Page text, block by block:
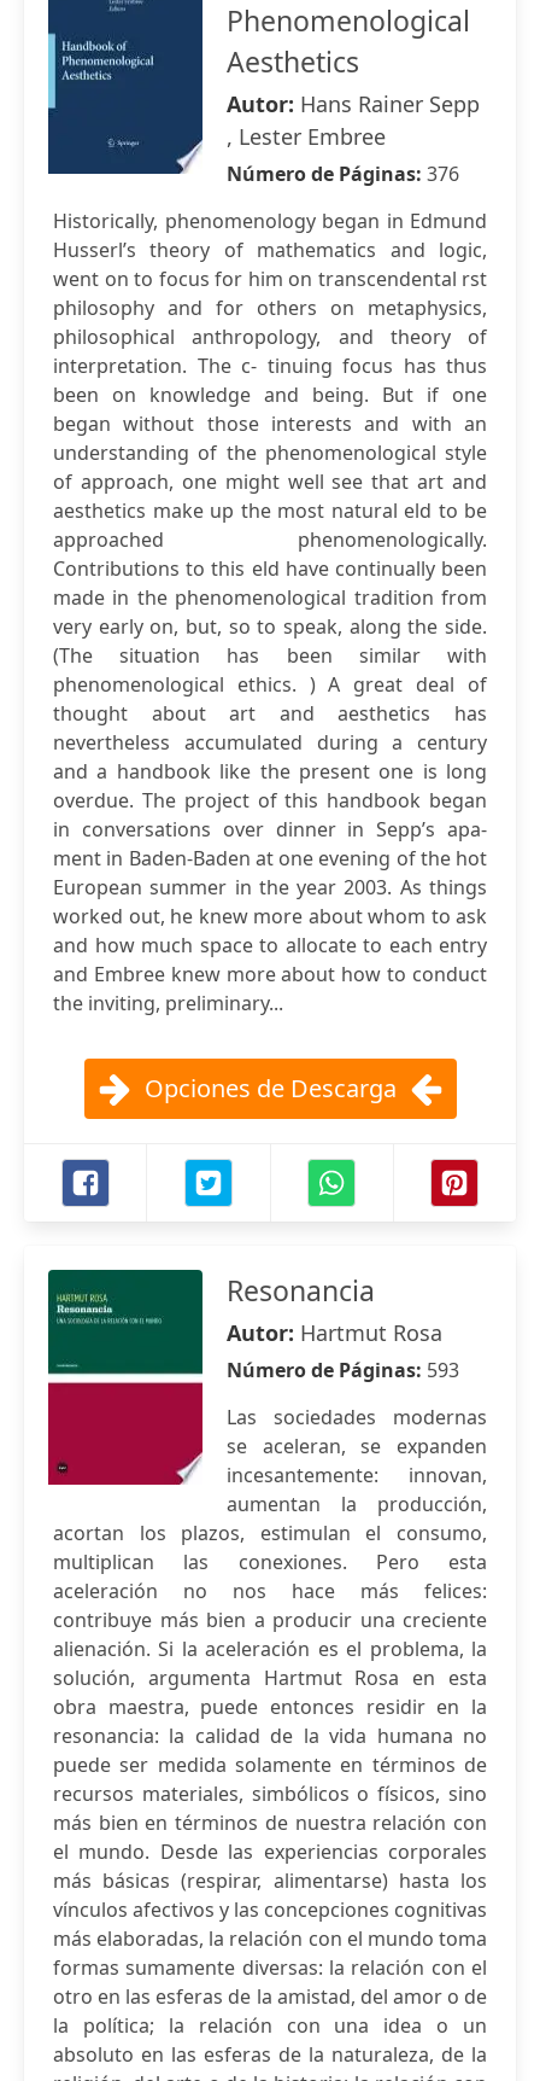
Phenomenological
Aesthetics
Autor: Hans Rainer Sepp
, Lester Embree
Número de Páginas: 376
Historically, phenomenology began in Edmund
Husserl’s theory of mathematics and logic,
went on to focus for him on transcendental rst
philosophy and for others on metaphysics,
philosophical anthropology, and theory of
interpretation. The c- tinuing focus has thus
been on knowledge and being. But if one
began without those interests and with an
understanding of the phenomenological style
of approach, one might well see that art and
aesthetics make up the most natural eld to be
approached phenomenologically.
Contributions to this eld have continually been
made in the phenomenological tradition from
very early on, but, so to speak, along the side.
(The situation has been similar with
phenomenological ethics. ) A great deal of
thought about art and aesthetics has
nevertheless accumulated during a century
and a handbook like the present one is long
overdue. The project of this handbook began
in conversations over dinner in Sepp’s apa-
ment in Baden-Baden at one evening of the hot
European summer in the year 2003. As things
worked out, he knew more about whom to ask
and how much space to allocate to each entry
and Embree knew more about how to conduct
the inviting, preliminary...
Opciones de Descarga
Resonancia
Autor: Hartmut Rosa
Número de Páginas: 593
Las sociedades modernas
se aceleran, se expanden
incesantemente: innovan,
aumentan la producción,
acortan los plazos, estimulan el consumo,
multiplican las conexiones. Pero esta
aceleración no nos hace más felices:
contribuye más bien a producir una creciente
alienación. Si la aceleración es el problema, la
solución, argumenta Hartmut Rosa en esta
obra maestra, puede entonces residir en la
resonancia: la calidad de la vida humana no
puede ser medida solamente en términos de
recursos materiales, simbólicos o físicos, sino
más bien en términos de nuestra relación con
el mundo. Desde las experiencias corporales
más básicas (respirar, alimentarse) hasta los
vínculos afectivos y las concepciones cognitivas
más elaboradas, la relación con el mundo toma
formas sumamente diversas: la relación con el
otro en las esferas de la amistad, del amor o de
la política; la relación con una idea o un
absoluto en las esferas de la naturaleza, de la